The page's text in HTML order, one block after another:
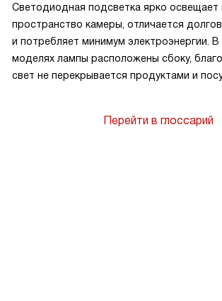
Светодиодная подсветка ярко освещает
пространство камеры, отличается
и потребляет минимум электроэнергии.
моделях лампы расположены сбоку,
свет не перекрывается продуктами и
Перейти в глоссарий